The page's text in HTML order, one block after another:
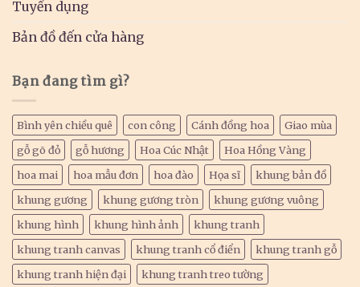
Tuyển dụng
Bản đồ đến cửa hàng
Bạn đang tìm gì?
Bình yên chiều quê con công Cánh đồng hoa
Giao mùa
gỗ gõ đỏ
gỗ hương Hoa Cúc Nhật
Hoa Hồng Vàng
hoa mai
hoa mẫu đơn hoa đào Họa sĩ
khung bản đồ
khung gương
khung gương tròn
khung gương vuông
khung hình
khung hình ảnh
khung tranh
khung tranh canvas
khung tranh cổ điển
khung tranh gỗ
khung tranh hiện đại
khung tranh treo tường